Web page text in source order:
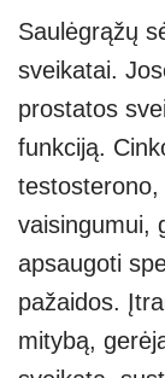
Saulėgrąžų
sveikatai.
prostatos
funkciją.
vaisingumui,
apsaugoti
pažaidos.
mitybą,